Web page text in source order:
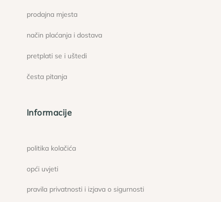
prodajna mjesta
način plaćanja i dostava
pretplati se i uštedi
česta pitanja
Informacije
politika kolačića
opći uvjeti
pravila privatnosti i izjava o sigurnosti